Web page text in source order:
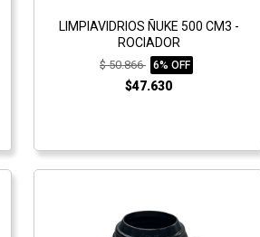
LIMPIAVIDRIOS ÑUKE 500 CM3 -
ROCIADOR
$ 50.866 6% OFF
$47.630